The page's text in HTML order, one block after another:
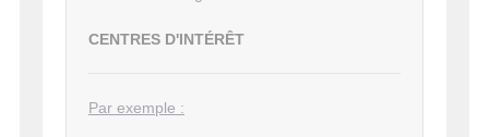
CENTRES D'INTÉRÊT
Par exemple :